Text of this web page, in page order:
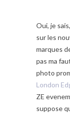
Oui, je
sur les
marques
pas ma
photo
London
ZE
suppose